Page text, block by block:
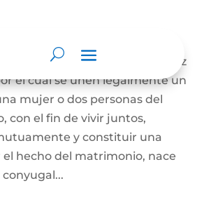
Civil
solemne celebrado ante juez
el cual se unen legalmente un
mujer o dos personas del
con el fin de vivir juntos,
y constituir una
el hecho del matrimonio, nace